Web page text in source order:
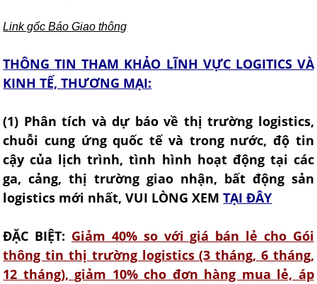
Link gốc Báo Giao thông
THÔNG TIN THAM KHẢO LĨNH VỰC LOGITICS VÀ
KINH TẾ, THƯƠNG MẠI:
(1) Phân tích và dự báo về thị trường logistics,
chuỗi cung ứng quốc tế và trong nước, độ tin
cậy của lịch trình, tình hình hoạt động tại các
ga, cảng, thị trường giao nhận, bất động sản
logistics mới nhất, VUI LÒNG XEM TẠI ĐÂY
ĐẶC BIỆT: Giảm 40% so với giá bán lẻ cho Gói
thông tin thị trường logistics (3 tháng, 6 tháng,
12 tháng)​, giảm 10% cho đơn hàng mua lẻ, áp